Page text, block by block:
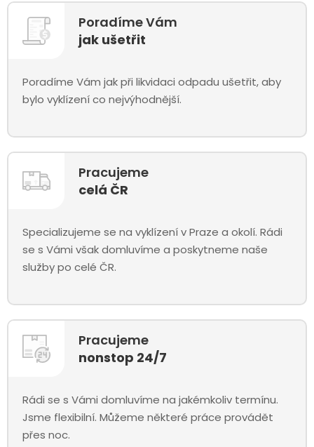
Poradíme Vám
jak ušetřit
Poradíme Vám jak při likvidaci odpadu ušetřit, aby
bylo vyklízení co nejvýhodnější.
Pracujeme
celá ČR
Specializujeme se na vyklízení v Praze a okolí. Rádi
se s Vámi však domluvíme a poskytneme naše
služby po celé ČR.
Pracujeme
nonstop 24/7
Rádi se s Vámi domluvíme na jakémkoliv termínu.
Jsme flexibilní. Můžeme některé práce provádět
přes noc.